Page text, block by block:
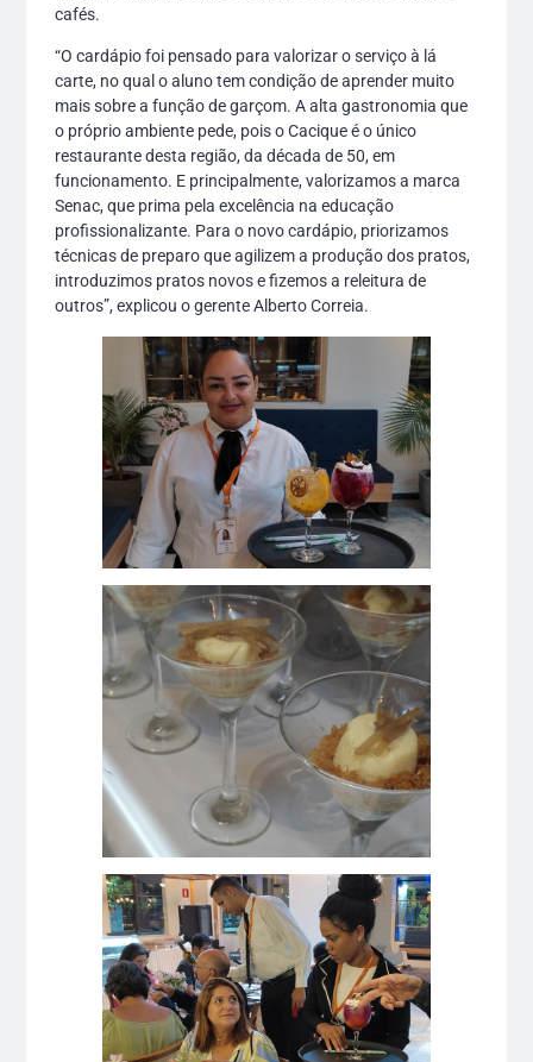
cafés.
“O cardápio foi pensado para valorizar o serviço à lá
carte, no qual o aluno tem condição de aprender muito
mais sobre a função de garçom. A alta gastronomia que
o próprio ambiente pede, pois o Cacique é o único
restaurante desta região, da década de 50, em
funcionamento. E principalmente, valorizamos a marca
Senac, que prima pela excelência na educação
profissionalizante. Para o novo cardápio, priorizamos
técnicas de preparo que agilizem a produção dos pratos,
introduzimos pratos novos e fizemos a releitura de
outros”, explicou o gerente Alberto Correia.